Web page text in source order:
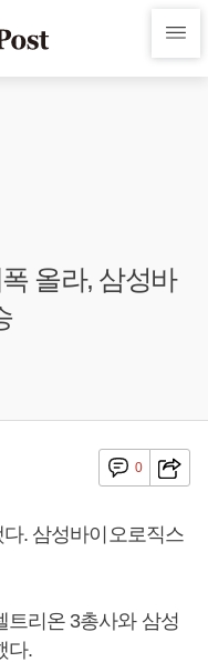
올라, 삼성바
0
. 삼성바이오로직스
트리온 3총사와 삼성
다.